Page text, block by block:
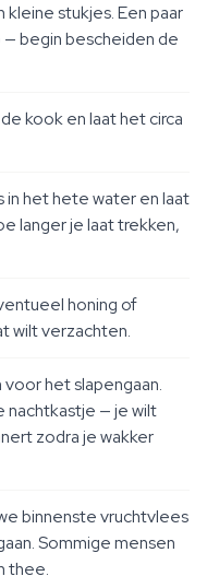
kleine stukjes. Een paar
begin bescheiden de
kook en laat het circa
het hete water en laat
langer je laat trekken,
honing of
wilt verzachten.
het slapengaan.
nachtkastje — je wilt
zodra je wakker
binnenste vruchtvlees
Sommige mensen
thee.